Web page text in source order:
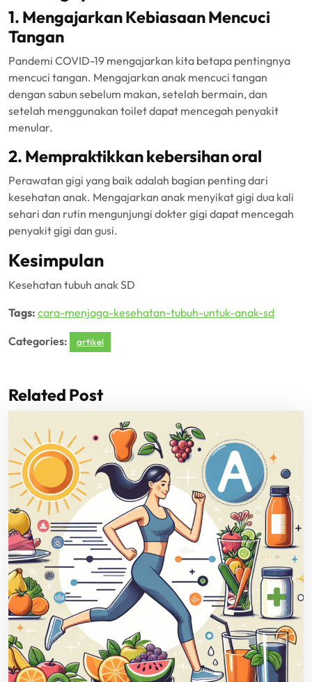
1. Mengajarkan Kebiasaan Mencuci
Tangan
Pandemi COVID-19 mengajarkan kita betapa pentingnya
mencuci tangan. Mengajarkan anak mencuci tangan
dengan sabun sebelum makan, setelah bermain, dan
setelah menggunakan toilet dapat mencegah penyakit
menular.
2. Mempraktikkan kebersihan oral
Perawatan gigi yang baik adalah bagian penting dari
kesehatan anak. Mengajarkan anak menyikat gigi dua kali
sehari dan rutin mengunjungi dokter gigi dapat mencegah
penyakit gigi dan gusi.
Kesimpulan
Kesehatan tubuh anak SD
Tags: cara-menjaga-kesehatan-tubuh-untuk-anak-sd
Categories: artikel
Related Post